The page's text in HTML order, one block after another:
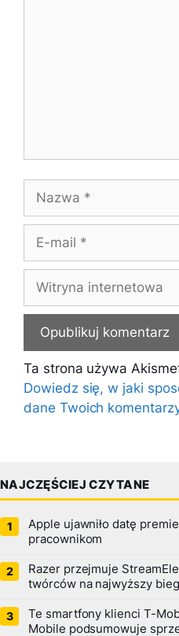
Nazwa
Witryna
internetowa
Ta strona używa
Dowiedz się, w jaki
dane Twoich
NAJCZĘŚCIEJ CZYTANE
Apple ujawniło datę
pracownikom
Razer przejmuje
twórców na najwyższy bieg
Te smartfony klienci T-
Mobile podsumowuje